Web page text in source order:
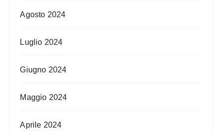
Agosto 2024
Luglio 2024
Giugno 2024
Maggio 2024
Aprile 2024